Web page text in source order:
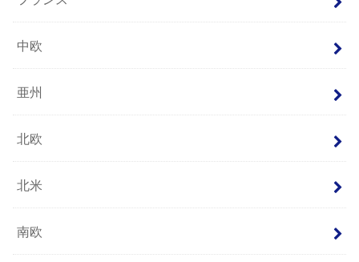
中欧
亜州
北欧
北米
南欧